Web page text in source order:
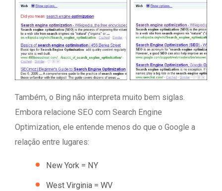
Também, o Bing não interpreta muito bem siglas.
Embora relacione SEO com Search Engine
Optimization, ele entende menos do que o Google a
relação entre lugares:
New York = NY
West Virginia = WV